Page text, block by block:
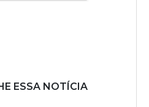
ESSA NOTÍCIA